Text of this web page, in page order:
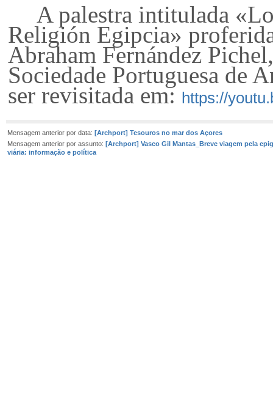
A palestra intitulada
Religión Egipcia»
Abraham Fernández
Sociedade Portuguesa de
ser revisitada em: https://
Mensagem anterior por data: [Archport] Tesouros no mar dos Açores
Mensagem anterior por assunto: [Archport] Vasco Gil Mantas_Breve viagem pela
viária: informação e política